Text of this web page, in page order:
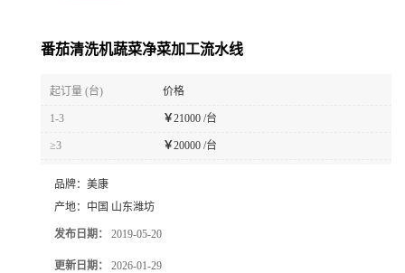
番茄清洗机蔬菜净菜加工流水线
起订量 (台) 价格
1-3 ￥21000 /台
≥3 ￥20000 /台
品牌： 美康
产地： 中国 山东潍坊
发布日期： 2019-05-20
更新日期： 2026-01-29